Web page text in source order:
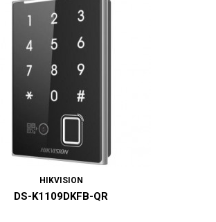
HIKVISION
DS-K1109DKFB-QR